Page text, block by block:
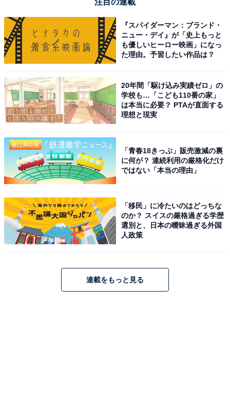
2：「見た目と事実で判断する」ジュディの危うさ
もう1つ、『ズートピア』の大きな革新性は、誰もが偏
うと明確に示したことでしょう。ジュディは「肉食動物
だけが凶暴化する」とマスコミに告げたことで、ズート
ピアには分断が起こってしまうのですから。
そのジュディは、出発の日に父親からの「キツネは特に
タチが悪い」といった忠告に対して、ジュディは「キツ
ネは関係ない、イジワルなウサギだっていっぱいいる」
などと返していたことから分かる通り、種族で判断しな
い考えを持っていたはずでした。しかし、その
が実は「見た目で短絡的に判断していた」こともつぶさ
に描かれていることにも気付かされます。
んじん」の中身の小ささにがっかりして食べずにゴミ箱
に捨ててしまいます（一方で、相棒となるキツネのニッ
『スパイダーマン：ブランド・
ニュー・デイ』が「史上もっと
も優しいヒーロー映画」になっ
た理由。予習したい作品は？
20年間「駆け込み実績ゼロ」の
学校も…「こども110番の家」
は本当に必要？ PTAが直面する
理想と現実
「青春18きっぷ」販売激減の裏
に何が？ 連続利用の厳格化だけ
ではない「本当の理由」
「移民」に冷たいのはどっちな
のか？ スイスの厳格過ぎる学歴
選別と、日本の曖昧過ぎる外国
人政策
連載をもっと見る